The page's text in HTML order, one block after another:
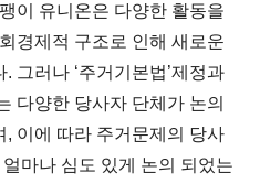
이 유니온은 다양한 활동을
경제적 구조로 인해 새로운
그러나 ‘주거기본법’제정과
다양한 당사자 단체가 논의
이에 따라 주거문제의 당사
얼마나 심도 있게 논의 되었는